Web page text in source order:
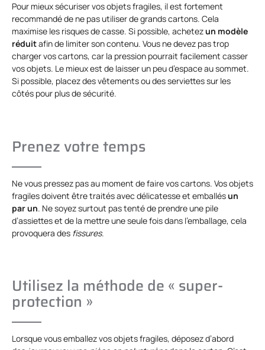
Pour mieux sécuriser vos objets fragiles, il est fortement
recommandé de ne pas utiliser de grands cartons. Cela
maximise les risques de casse. Si possible, achetezun modèle
réduitafin de limiter son contenu. Vous ne devez pas trop
charger vos cartons, car la pression pourrait facilement casser
vos objets. Le mieux est de laisser un peu d’espace au sommet.
Si possible, placez des vêtements ou des serviettes sur les
côtés pour plus de sécurité.
Prenez votre temps
Ne vous pressez pas au moment de faire vos cartons. Vos objets
fragiles doivent être traités avec délicatesse et emballésun
par un. Ne soyez surtout pas tenté de prendre une pile
d’assiettes et de la mettre une seule fois dans l’emballage, cela
provoquera des fissures.
Utilisez la méthode de « super-
protection »
Lorsque vous emballez vos objets fragiles, déposez d’abord